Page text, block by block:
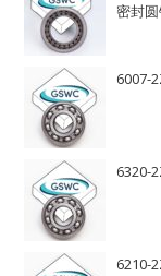
密封
6007-
6320-
6210-